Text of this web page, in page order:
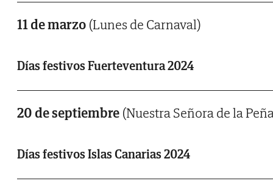
11 de marzo (Lunes de Carnaval)
Días festivos Fuerteventura 2024
20 de septiembre (Nuestra Señora de la
Días festivos Islas Canarias 2024